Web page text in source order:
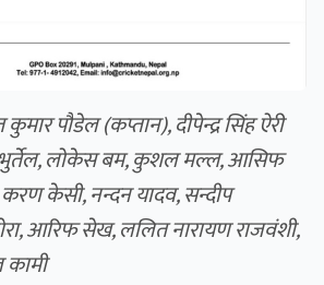
कुमार पौडेल (कप्तान), दीपेन्द्र सिंह ऐरी
लोकेस बम, कुशल मल्ल, आसिफ
केसी, नन्दन यादव, सन्दीप
आरिफ सेख, ललित नारायण राजवंशी,